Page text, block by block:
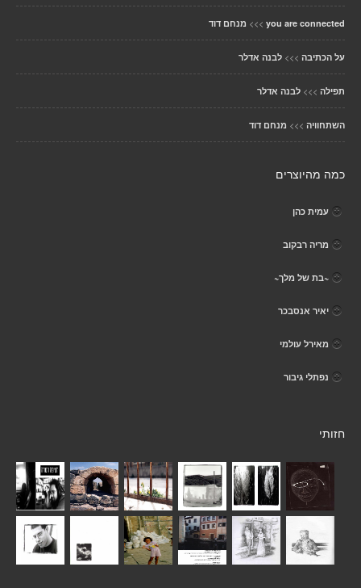
you are connected
>>> מנחם דוד
על הכתיבה >>> לבנה אדלר
תפילה >>> לבנה אדלר
השתחוויה >>> מנחם דוד
כמה מהיוצרים
עמית כהן
מריה רבקוב
~בת של מלך~
יאיר אנסבכר
מאירל עולמי
נפתלי גיבור
חזותי